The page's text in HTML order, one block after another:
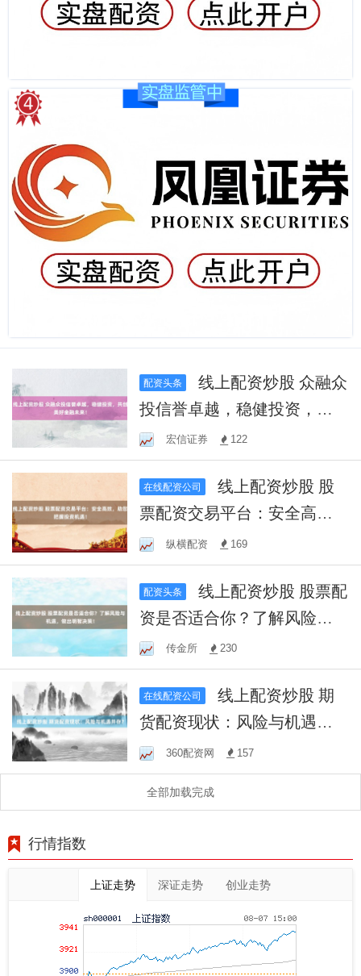
配资头条
线上配资炒股 众融众
投信誉卓越，稳健投资，共
创美好金融未来！
宏信证券 122
在线配资公司
线上配资炒股 股
票配资交易平台：安全高
效，助您把握投资机遇！
纵横配资 169
配资头条
线上配资炒股 股票配
资是否适合你？了解风险与
机遇，做出明智决策！
传金所 230
在线配资公司
线上配资炒股 期
货配资现状：风险与机遇并
存？360配资网 157
全部加载完成
行情指数
上证走势 深证走势 创业走势